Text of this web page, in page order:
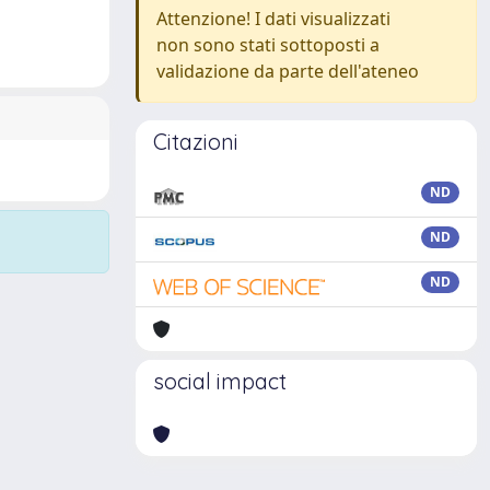
Attenzione! I dati visualizzati
non sono stati sottoposti a
validazione da parte dell'ateneo
Citazioni
ND
ND
ND
social impact